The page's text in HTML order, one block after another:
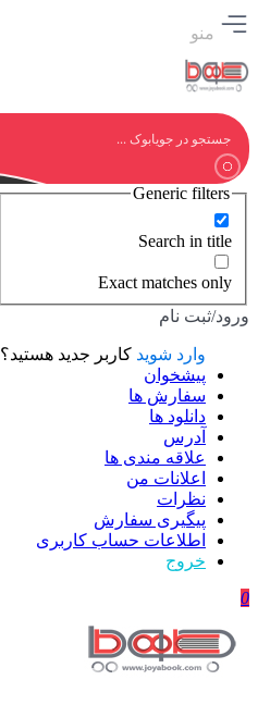
منو
Generic filters
Search in title
Exact matches only
ورود/ثبت نام
وارد شوید کاربر جدید هستید؟
پیشخوان
سفارش ها
دانلود ها
آدرس
علاقه مندی ها
اعلانات من
نظرات
پیگیری سفارش
اطلاعات حساب كاربری
خروج
0